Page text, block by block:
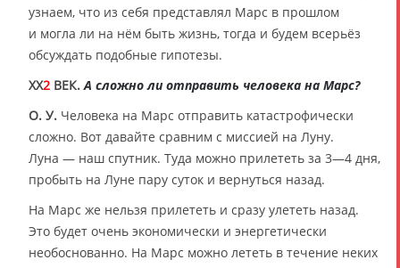
узнаем, что из себя представлял Марс в прошлом
и могла ли на нём быть жизнь, тогда и будем всерьёз
обсуждать подобные гипотезы.
XX2 ВЕК. А сложно ли отправить человека на Марс?
О. У. Человека на Марс отправить катастрофически
сложно. Вот давайте сравним с миссией на Луну.
Луна — наш спутник. Туда можно прилететь за 3—4 дня,
пробыть на Луне пару суток и вернуться назад.
На Марс же нельзя прилететь и сразу улететь назад.
Это будет очень экономически и энергетически
необоснованно. На Марс можно лететь в течение неких